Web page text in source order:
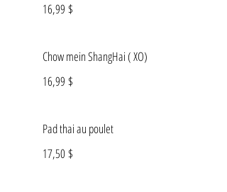
16,99 $
Chow mein ShangHai ( XO)
16,99 $
Pad thai au poulet
17,50 $